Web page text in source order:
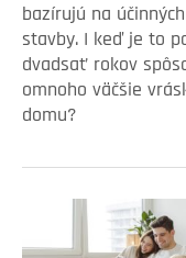
bazírujú na
stavby. I keď je to
dvadsať rokov
omnoho väčšie
domu?